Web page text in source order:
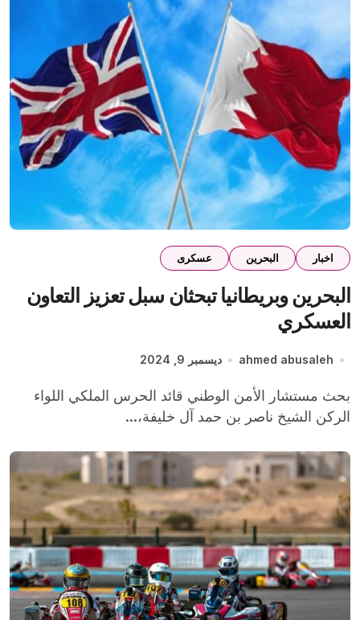
اخبار البحرين عسكرى
البحرين وبريطانيا تبحثان سبل تعزيز التعاون
العسكري
ahmed abusaleh ديسمبر 9, 2024
بحث مستشار الأمن الوطني قائد الحرس الملكي اللواء
الركن الشيخ ناصر بن حمد آل خليفة،...